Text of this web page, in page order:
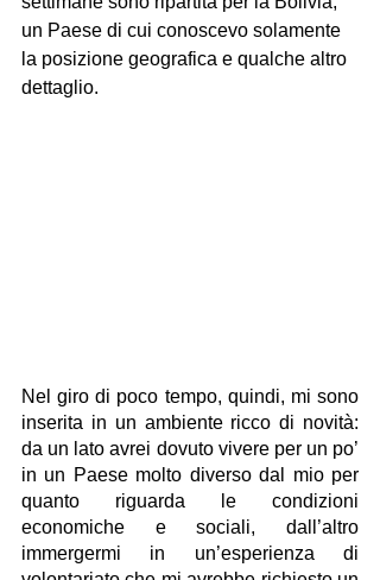
un Paese di cui conoscevo solamente
la posizione geografica e qualche altro
dettaglio.
Nel giro di poco tempo, quindi, mi sono
inserita in un ambiente ricco di novità:
da un lato avrei dovuto vivere per un po’
in un Paese molto diverso dal mio per
quanto riguarda le condizioni
economiche e sociali, dall’altro
immergermi in un’esperienza di